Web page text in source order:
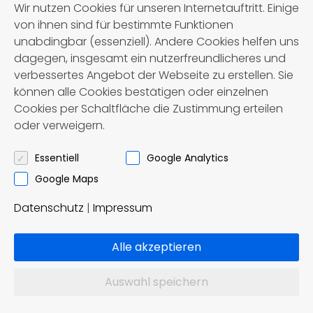
Programm
1. Tag:
Ihre Reise beginnt am Morgen, mit
Zwischenstopp in Koblenz- Wo Vater
Rhein auf Mutter
Im Hotel steht Ihnen ein wenig Zeit zur
Wir nutzen Cookies für unseren Internetauftritt. Einige
von ihnen sind für bestimmte Funktionen
unabdingbar (essenziell). Andere Cookies helfen uns
dagegen, insgesamt ein nutzerfreundlicheres und
verbessertes Angebot der Webseite zu erstellen. Sie
können alle Cookies bestätigen oder einzelnen
Cookies per Schaltfläche die Zustimmung erteilen
oder verweigern.
Essentiell
Google Analytics
Google Maps
Datenschutz | Impressum
Alle akzeptieren
Auswahl speichern